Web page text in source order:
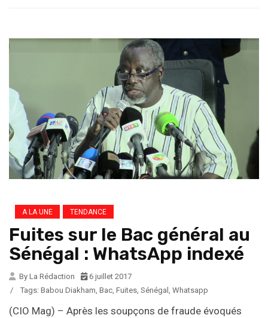
A LA UNE TENDANCE
Fuites sur le Bac général au
Sénégal : WhatsApp indexé
By La Rédaction
6 juillet 2017
/
Tags: Babou Diakham Bac Fuites Sénégal Whatsapp
(CIO Mag) – Après les soupçons de fraude évoqués